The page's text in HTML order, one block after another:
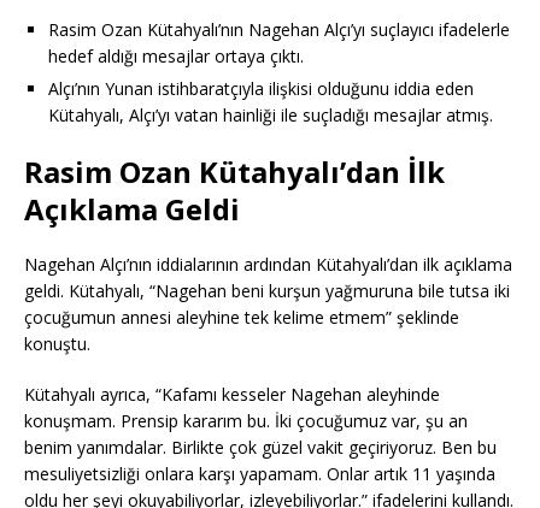
Rasim Ozan Kütahyalı’nın Nagehan Alçı’yı suçlayıcı ifadelerle
hedef aldığı mesajlar ortaya çıktı.
Alçı’nın Yunan istihbaratçıyla ilişkisi olduğunu iddia eden
Kütahyalı, Alçı’yı vatan hainliği ile suçladığı mesajlar atmış.
Rasim Ozan Kütahyalı’dan İlk
Açıklama Geldi
Nagehan Alçı’nın iddialarının ardından Kütahyalı’dan ilk açıklama
geldi. Kütahyalı, “Nagehan beni kurşun yağmuruna bile tutsa iki
çocuğumun annesi aleyhine tek kelime etmem” şeklinde
konuştu.
Kütahyalı ayrıca, “Kafamı kesseler Nagehan aleyhinde
konuşmam. Prensip kararım bu. İki çocuğumuz var, şu an
benim yanımdalar. Birlikte çok güzel vakit geçiriyoruz. Ben bu
mesuliyetsizliği onlara karşı yapamam. Onlar artık 11 yaşında
oldu her şeyi okuyabiliyorlar, izleyebiliyorlar.” ifadelerini kullandı.